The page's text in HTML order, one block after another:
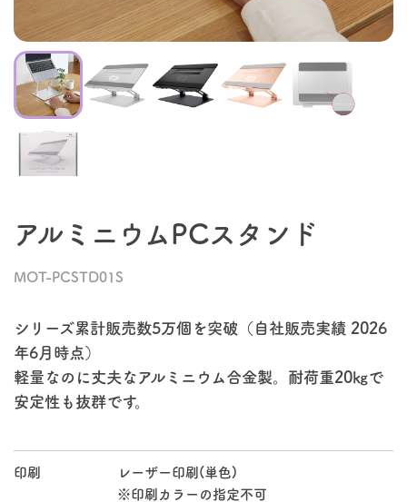
アルミニウムPCスタンド
MOT-PCSTD01S
シリーズ累計販売数5万個を突破（自社販売実績 2026
年6月時点）
軽量なのに丈夫なアルミニウム合金製。耐荷重20㎏で
安定性も抜群です。
印刷
レーザー印刷(単色)
※印刷カラーの指定不可